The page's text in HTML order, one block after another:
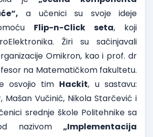
a učenici su svoje ideje
Flip-n-Click seta, koji
Žiri su sačinjavali
Omikron, kao i prof. dr
na Matematičkom fakultetu.
osvojio tim Hackit, u sastavu:
Mašan Vučinić, Nikola Starčević i
srednje škole Politehnike sa
nazivom „Implementacija